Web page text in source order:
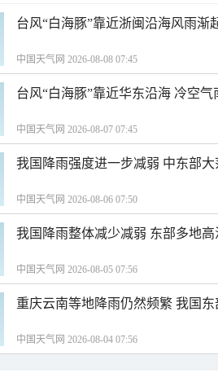
台风“白海豚”靠近浙闽沿海风雨渐
中国天气网 2026-08-08 07:45
台风“白海豚”靠近华东沿海 冷空
中国天气网 2026-08-07 07:45
我国降雨强度进一步减弱 中东部
中国天气网 2026-08-06 07:50
我国降雨整体减少减弱 东部多地
中国天气网 2026-08-05 07:56
重庆云南等地降雨仍然频繁 我国
中国天气网 2026-08-04 07:56